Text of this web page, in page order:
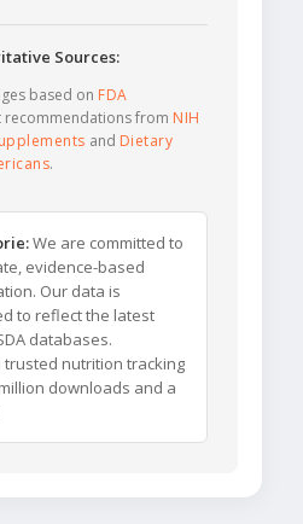
Sources:
based on FDA
recommendations from NIH
and Dietary
.
We are committed to
evidence-based
Our data is
to reflect the latest
databases.
trusted nutrition tracking
downloads and a